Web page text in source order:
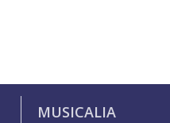
MUSICALIA